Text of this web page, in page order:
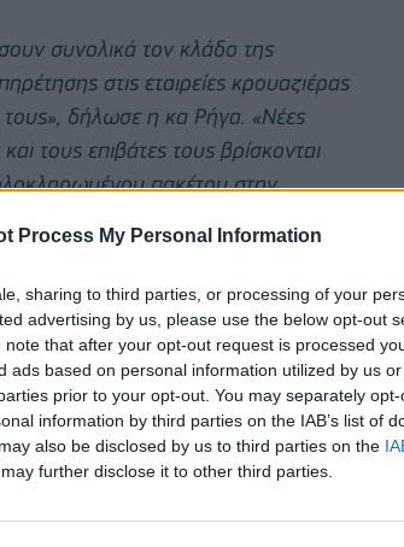
Process My Personal Information
sharing to third parties, or processing of your
advertising by us, please use the below opt-out
that after your opt-out request is processed
ads based on personal information utilized by us
prior to your opt-out. You may separately
information by third parties on the IAB’s list of
also be disclosed by us to third parties on the
further disclose it to other third parties.
συνολικά τον κλάδο της
στις εταιρείες κρουαζιέρας
τους», δήλωσε η κα Ρήγα. «Νέες
τους επιβάτες τους βρίσκονται
πακέτου στην
την Άπω Ανατολή
με βύθισμα 11 μέτρων
θα προσθέσουν επιπλέον
χωρητικότητα του λιμένα κατά